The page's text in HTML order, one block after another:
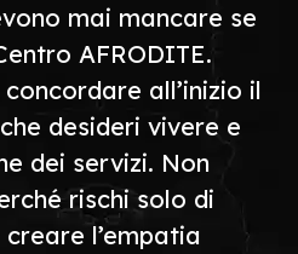
mai mancare se
AFRODITE.
all’inizio il
desideri vivere e
dei servizi. Non
rischi solo di
l’empatia